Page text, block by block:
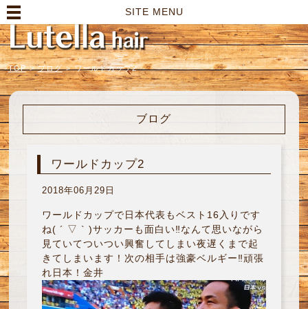
SITE MENU
TOP > ブログ > ワールドカップ2
ブログ
ワールドカップ2
2018年06月29日
ワールドカップで日本代表もベスト16入りです
ね( ´ ▽ ` )サッカーも面白い‼︎なんて思いながら
見ていてついつい興奮してしまい夜遅くまで起
きてしまいます！次の相手は強豪ベルギー‼︎頑張
れ日本！金井